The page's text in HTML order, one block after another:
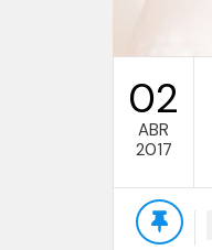
02
ABR
2017